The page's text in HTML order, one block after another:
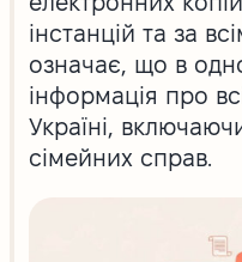
інстанцій та за
означає, що в
інформація про
Україні,
сімейних справ.